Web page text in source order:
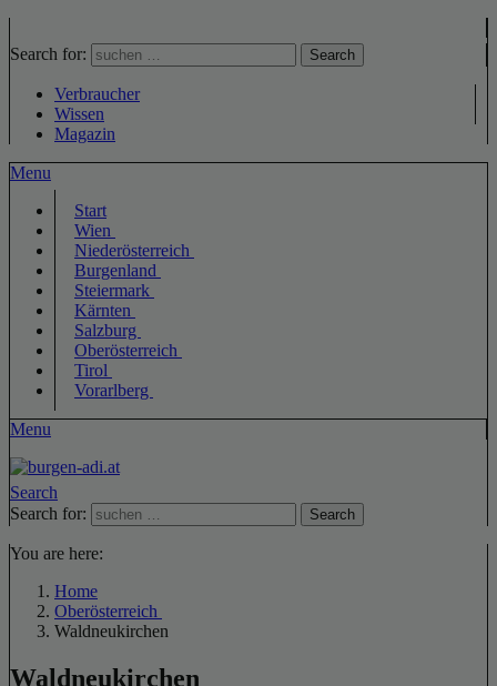
Search for: Search
Verbraucher
Wissen
Magazin
Menu
Start
Wien
Niederösterreich
Burgenland
Steiermark
Kärnten
Salzburg
Oberösterreich
Tirol
Vorarlberg
Menu
Search
Search for:
Search
You are here:
Home
Oberösterreich
Waldneukirchen
Waldneukirchen